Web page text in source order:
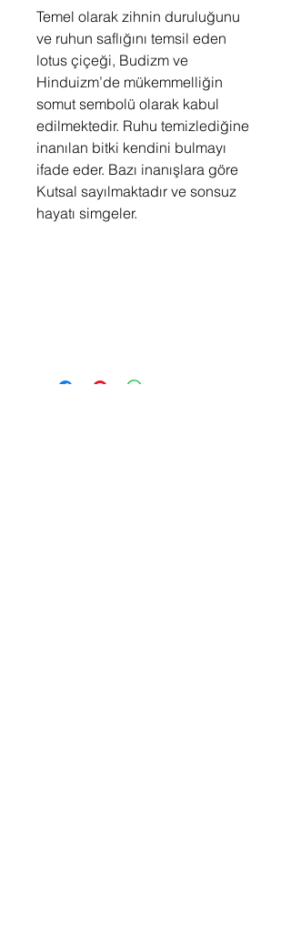
Temel olarak zihnin duruluğunu
ve ruhun saflığını temsil eden
lotus çiçeği, Budizm ve
Hinduizm’de mükemmelliğin
somut sembolü olarak kabul
edilmektedir. Ruhu temizlediğine
inanılan bitki kendini bulmayı
ifade eder. Bazı inanışlara göre
Kutsal sayılmaktadır ve sonsuz
hayatı simgeler.